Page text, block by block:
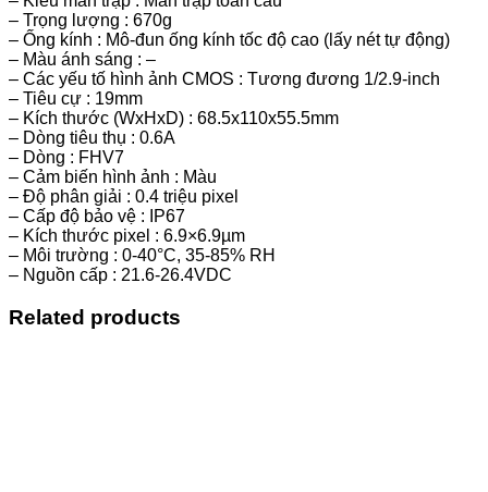
– Trọng lượng : 670g
– Ống kính : Mô-đun ống kính tốc độ cao (lấy nét tự động)
– Màu ánh sáng : –
– Các yếu tố hình ảnh CMOS : Tương đương 1/2.9-inch
– Tiêu cự : 19mm
– Kích thước (WxHxD) : 68.5x110x55.5mm
– Dòng tiêu thụ : 0.6A
– Dòng : FHV7
– Cảm biến hình ảnh : Màu
– Độ phân giải : 0.4 triệu pixel
– Cấp độ bảo vệ : IP67
– Kích thước pixel : 6.9×6.9µm
– Môi trường : 0-40°C, 35-85% RH
– Nguồn cấp : 21.6-26.4VDC
Related products